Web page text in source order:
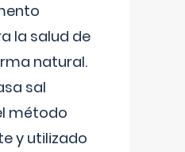
la salud de
natural.
sal
método
y utilizado